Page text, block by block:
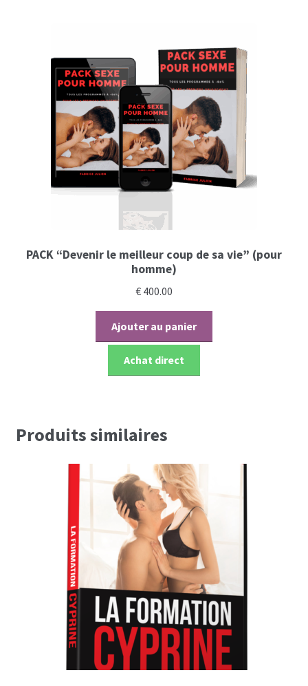
PACK “Devenir le meilleur coup de sa vie” (pour
homme)
€ 400.00
Ajouter au panier
Achat direct
Produits similaires